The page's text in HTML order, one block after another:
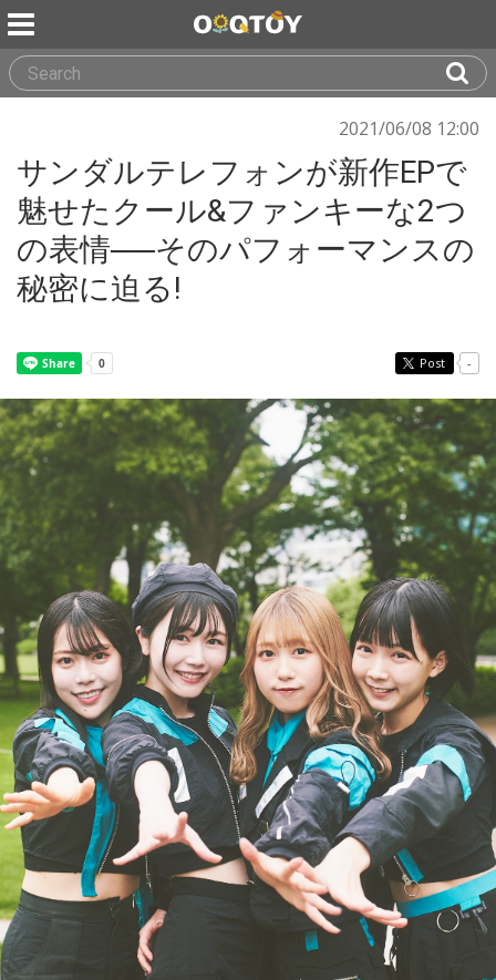
2021/06/08 12:00
サンダルテレフォンが新作EPで
魅せたクール&ファンキーな2つ
の表情──そのパフォーマンスの
秘密に迫る!
Post -